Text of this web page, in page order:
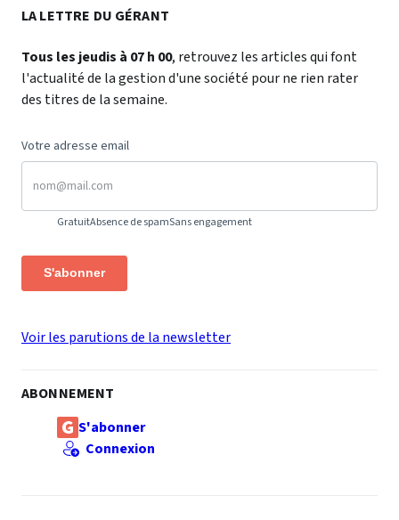
LA LETTRE DU GÉRANT
Tous les jeudis à 07 h 00, retrouvez les articles qui font
l'actualité de la gestion d'une société pour ne rien rater
des titres de la semaine.
Votre adresse email
GratuitAbsence de spamSans engagement
S'abonner
Voir les parutions de la newsletter
ABONNEMENT
S'abonner
Connexion